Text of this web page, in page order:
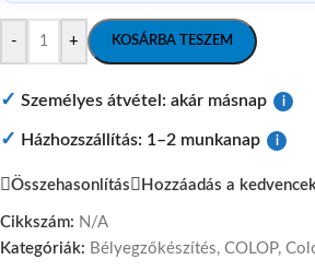
- + KOSÁRBA TESZEM
✓ Személyes átvétel: akár másnap i
✓ Házhozszállítás: 1–2 munkanap i
Összehasonlítás Hozzáadás a
Cikkszám: N/A
Kategóriák: Bélyegzőkészítés, COLOP,